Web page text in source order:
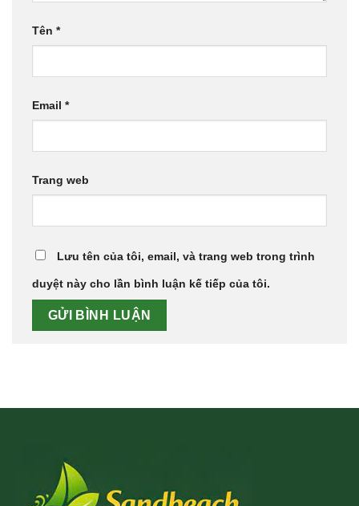
Tên *
Email *
Trang web
Lưu tên của tôi, email, và trang web trong trình
duyệt này cho lần bình luận kế tiếp của tôi.